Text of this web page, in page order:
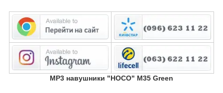
MP3 навушники "HOCO" M35 Green